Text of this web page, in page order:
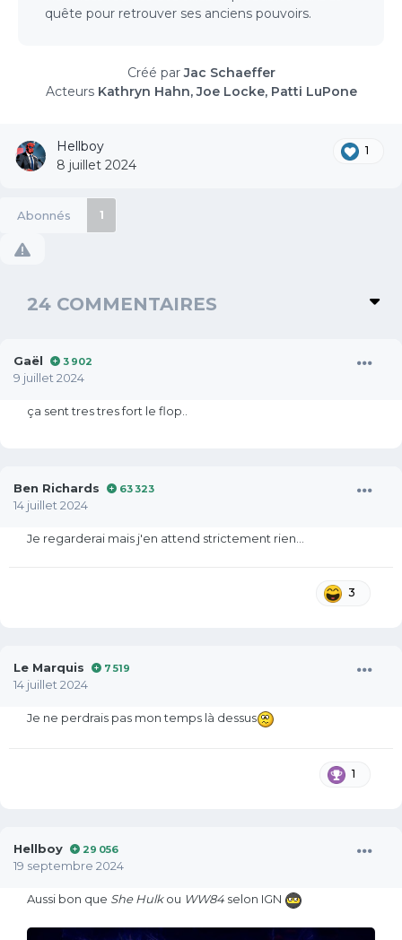
quête pour retrouver ses anciens pouvoirs.
Créé parJac Schaeffer
Acteurs Kathryn Hahn, Joe Locke, Patti LuPone
1
Hellboy
8 juillet 2024
Abonnés 1
24 COMMENTAIRES
Gaël 3 902
9 juillet 2024
ça sent tres tres fort le flop..
Ben Richards 63 323
14 juillet 2024
Je regarderai mais j'en attend strictement rien...
3
Le Marquis 7 519
14 juillet 2024
Je ne perdrais pas mon temps là dessus
1
Hellboy 29 056
19 septembre 2024
Aussi bon que She Hulkou WW84 selon IGN